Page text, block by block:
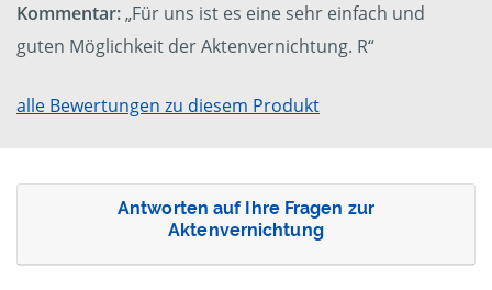
Kommentar:„Für uns ist es eine sehr einfach und
guten Möglichkeit der Aktenvernichtung. R“
alle Bewertungen zu diesem Produkt
Antworten auf Ihre Fragen zur
Aktenvernichtung